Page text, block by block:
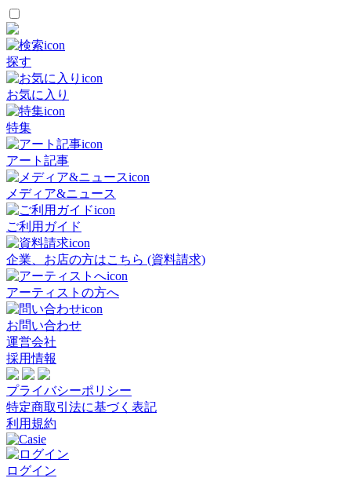
探す
お気に入り
特集
アート記事
メディア&ニュース
ご利用ガイド
企業、お店の方はこちら (資料請求)
アーティストの方へ
お問い合わせ
運営会社
採用情報
プライバシーポリシー
特定商取引法に基づく表記
利用規約
ログイン